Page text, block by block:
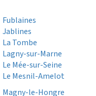
Fublaines
Jablines
La Tombe
Lagny-sur-Marne
Le Mée-sur-Seine
Le Mesnil-Amelot
Magny-le-Hongre